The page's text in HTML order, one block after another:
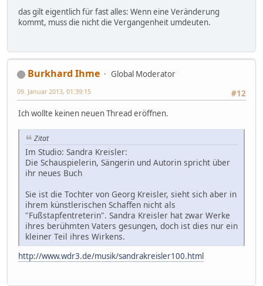
das gilt eigentlich für fast alles: Wenn eine Veränderung
kommt, muss die nicht die Vergangenheit umdeuten.
Burkhard Ihme
Global Moderator
#12
09. Januar 2013, 01:39:15
Ich wollte keinen neuen Thread eröffnen.
Zitat
Im Studio: Sandra Kreisler:
Die Schauspielerin, Sängerin und Autorin spricht über
ihr neues Buch
Sie ist die Tochter von Georg Kreisler, sieht sich aber in
ihrem künstlerischen Schaffen nicht als
"Fußstapfentreterin". Sandra Kreisler hat zwar Werke
ihres berühmten Vaters gesungen, doch ist dies nur ein
kleiner Teil ihres Wirkens.
http://www.wdr3.de/musik/sandrakreisler100.html